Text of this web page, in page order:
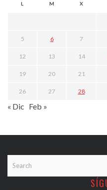
L M X
5 6 7
12 13 14
19 20 21
26 27 28
« Dic Feb »